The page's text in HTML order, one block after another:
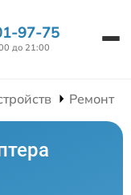
97-75
до 21:00
Ремонт